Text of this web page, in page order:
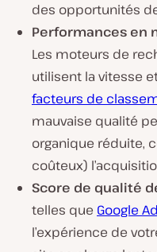
des opportunités
Performances en
Les moteurs de
utilisent la vitesse
facteurs de
mauvaise qualité
organique réduite,
coûteux)
Score de qualité
telles que Google
l’expérience de